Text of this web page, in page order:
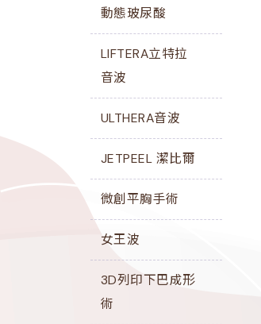
動態玻尿酸
LIFTERA立特拉
音波
ULTHERA音波
JETPEEL 潔比爾
微創平胸手術
女王波
3D列印下巴成形
術